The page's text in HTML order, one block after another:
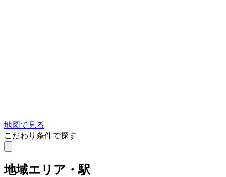
地図で見る
こだわり条件で探す
地域エリア・駅